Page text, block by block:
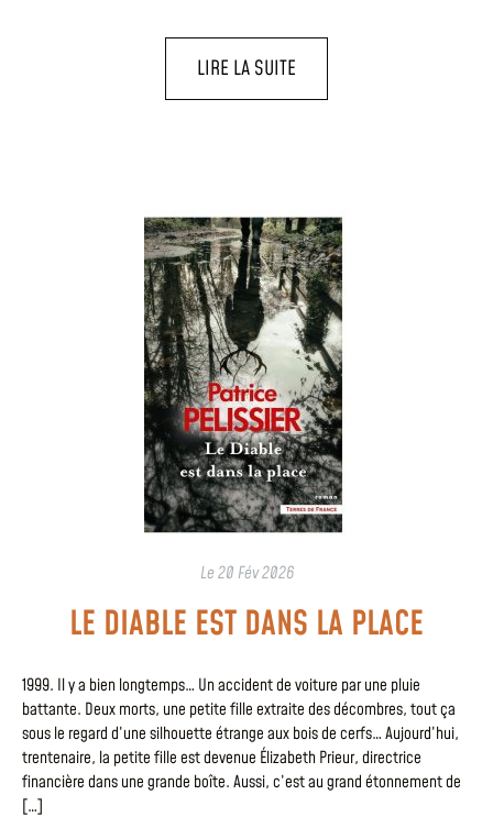
LIRE LA SUITE
Le20 Fév 2026
LE DIABLE EST DANS LA PLACE
1999. Il y a bien longtemps… Un accident de voiture par une pluie
battante. Deux morts, une petite fille extraite des décombres, tout ça
sous le regard d’une silhouette étrange aux bois de cerfs… Aujourd’hui,
trentenaire, la petite fille est devenue Élizabeth Prieur, directrice
financière dans une grande boîte. Aussi, c’est au grand étonnement de
[…]